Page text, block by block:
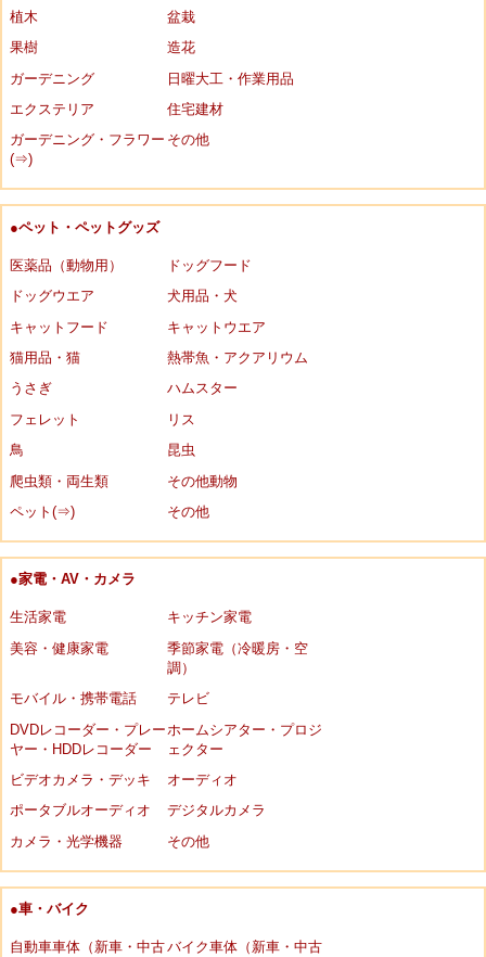
植木
盆栽
果樹
造花
ガーデニング
日曜大工・作業用品
エクステリア
住宅建材
ガーデニング・フラワー
(⇒)
その他
●ペット・ペットグッズ
医薬品（動物用）
ドッグフード
ドッグウエア
犬用品・犬
キャットフード
キャットウエア
猫用品・猫
熱帯魚・アクアリウム
うさぎ
ハムスター
フェレット
リス
鳥
昆虫
爬虫類・両生類
その他動物
ペット(⇒)
その他
●家電・AV・カメラ
生活家電
キッチン家電
美容・健康家電
季節家電（冷暖房・空
調）
モバイル・携帯電話
テレビ
DVDレコーダー・プレー
ヤー・HDDレコーダー
ホームシアター・プロジ
ェクター
ビデオカメラ・デッキ
オーディオ
ポータブルオーディオ
デジタルカメラ
カメラ・光学機器
その他
●車・バイク
自動車車体（新車・中古バイク車体（新車・中古